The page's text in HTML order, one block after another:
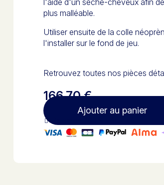
l'aide d'un sèche-cheveux afin
plus malléable.
Utiliser ensuite de la colle
l'installer sur le fond de jeu.
Retrouvez toutes nos pièces
166,70 €
Ajouter au panier
Paiement 100% sécurisé